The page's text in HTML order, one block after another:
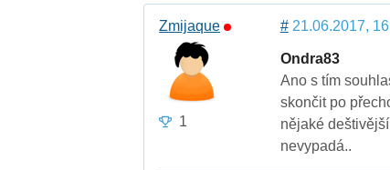
Zmijaque
1
#21.06.2017,
Ondra83
Ano s tím
skončit po
nějaké
nevypadá..